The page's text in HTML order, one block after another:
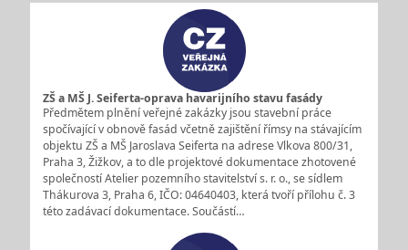
ZŠ a MŠ J. Seiferta-oprava havarijního stavu fasády
Předmětem plnění veřejné zakázky jsou stavební práce
spočívající v obnově fasád včetně zajištění římsy na stávajícím
objektu ZŠ a MŠ Jaroslava Seiferta na adrese Vlkova 800/31,
Praha 3, Žižkov, a to dle projektové dokumentace zhotovené
společností Atelier pozemního stavitelství s. r. o., se sídlem
Thákurova 3, Praha 6, IČO: 04640403, která tvoří přílohu č. 3
této zadávací dokumentace. Součástí…